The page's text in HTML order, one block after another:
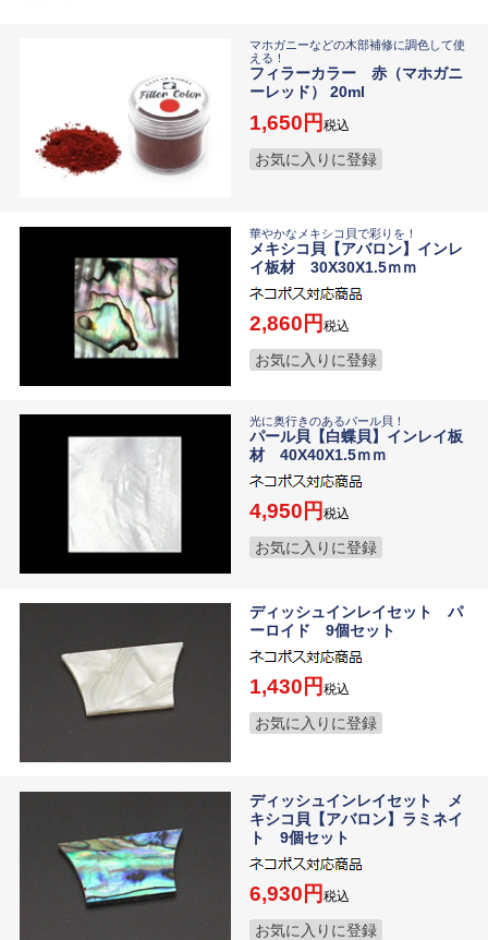
マホガニーなどの木部補修に調色して使
える！
フィラーカラー 赤（マホガニ
ーレッド） 20ml
1,650 税込
お気に入りに登録
華やかなメキシコ貝で彩りを！
メキシコ貝【アバロン】インレ
イ板材 30X30X1.5ｍｍ
2,860 税込
お気に入りに登録
光に奥行きのあるパール貝！
パール貝【白蝶貝】インレイ板
材 40X40X1.5ｍｍ
4,950 税込
お気に入りに登録
ディッシュインレイセット パ
ーロイド 9個セット
1,430 税込
お気に入りに登録
ディッシュインレイセット メ
キシコ貝【アバロン】ラミネイ
ト 9個セット
6,930 税込
お気に入りに登録